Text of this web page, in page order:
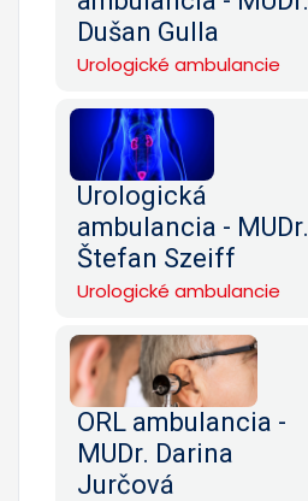
Dušan Gulla
Urologické ambulancie
Urologická
ambulancia - MUDr.
Štefan Szeiff
Urologické ambulancie
ORL ambulancia -
MUDr. Darina
Jurčová